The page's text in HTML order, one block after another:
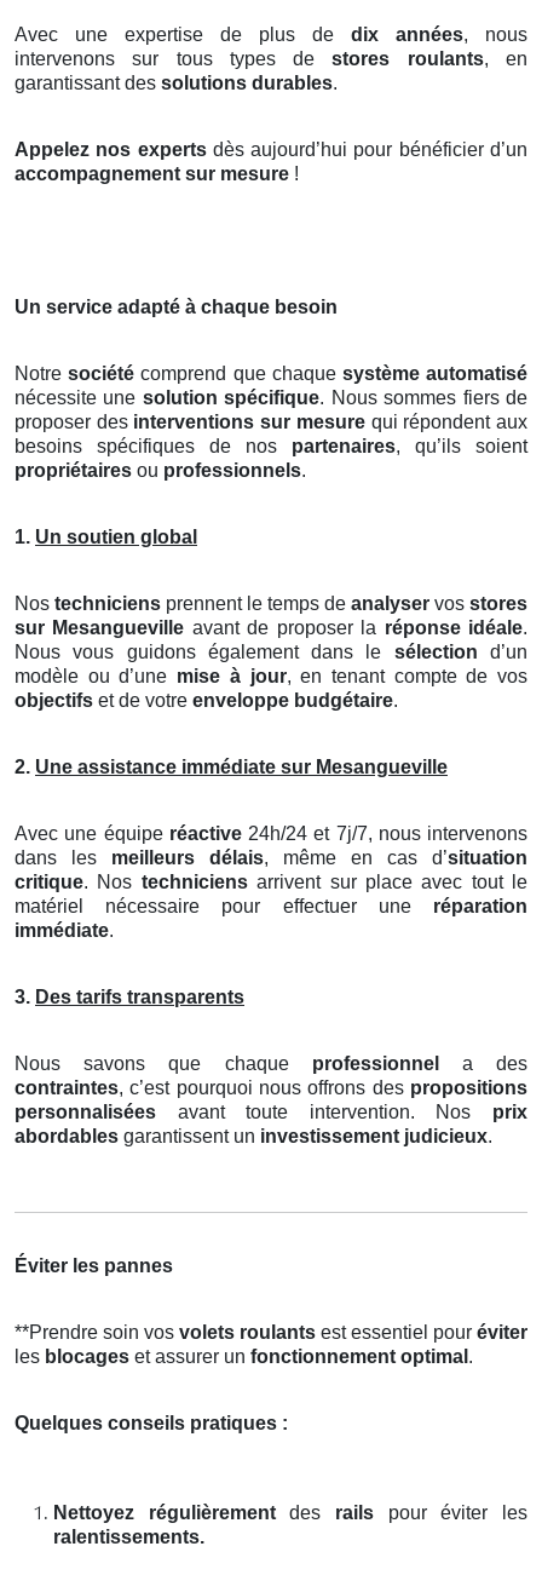
Avec une expertise de plus de dix années, nous
intervenons sur tous types destores roulants, en
garantissant des solutions durables.
Appelez nos expertsdès aujourd’hui pour bénéficier d’un
accompagnement sur mesure !
Un service adapté à chaque besoin
Notresociété comprend que chaque système automatisé
nécessite une solution spécifique. Nous sommes fiers de
proposer des interventions sur mesurequi répondent aux
besoins spécifiques de nos partenaires, qu’ils soient
propriétaires ou professionnels.
1. Un soutien global
Nos techniciens prennent le temps de analyser vos stores
sur Mesangueville avant de proposer la réponse idéale.
Nous vous guidons également dans le sélection d’un
modèle ou d’une mise à jour, en tenant compte de vos
objectifs et de votre enveloppe budgétaire.
2. Une assistance immédiate sur Mesangueville
Avec une équipe réactive24h/24 et 7j/7, nous intervenons
dans les meilleurs délais, même en cas d’situation
critique. Nos techniciensarrivent sur place avec tout le
matériel nécessaire pour effectuer une réparation
immédiate.
3. Des tarifs transparents
Nous savons que chaque professionnel
a des
contraintes, c’est pourquoi nous offrons des propositions
personnalisées avant toute intervention. Nos prix
abordables garantissent un investissement judicieux.
Éviter les pannes
**Prendre soin vos volets roulants est essentiel pour éviter
les blocages et assurer un fonctionnement optimal .
Quelques conseils pratiques :
Nettoyez régulièrementdes rails pour éviter les
ralentissements.